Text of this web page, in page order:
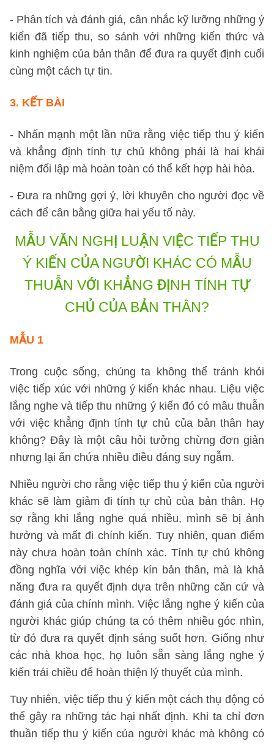
- Phân tích và đánh giá, cân nhắc kỹ lưỡng những ý
kiến đã tiếp thu, so sánh với những kiến thức và
kinh nghiệm của bản thân để đưa ra quyết định cuối
cùng một cách tự tin.
3. KẾT BÀI
- Nhấn mạnh một lần nữa rằng việc tiếp thu ý kiến
và khẳng định tính tự chủ không phải là hai khái
niệm đối lập mà hoàn toàn có thể kết hợp hài hòa.
- Đưa ra những gợi ý, lời khuyên cho người đọc về
cách để cân bằng giữa hai yếu tố này.
MẪU VĂN NGHỊ LUẬN VIỆC TIẾP THU
Ý KIẾN CỦA NGƯỜI KHÁC CÓ MẪU
THUẪN VỚI KHẲNG ĐỊNH TÍNH TỰ
CHỦ CỦA BẢN THÂN?
MẪU 1
Trong cuộc sống, chúng ta không thể tránh khỏi
việc tiếp xúc với những ý kiến khác nhau. Liệu việc
lắng nghe và tiếp thu những ý kiến đó có mâu thuẫn
với việc khẳng định tính tự chủ của bản thân hay
không? Đây là một câu hỏi tưởng chừng đơn giản
nhưng lại ẩn chứa nhiều điều đáng suy ngẫm.
Nhiều người cho rằng việc tiếp thu ý kiến của người
khác sẽ làm giảm đi tính tự chủ của bản thân. Họ
sợ rằng khi lắng nghe quá nhiều, mình sẽ bị ảnh
hưởng và mất đi chính kiến. Tuy nhiên, quan điểm
này chưa hoàn toàn chính xác. Tính tự chủ không
đồng nghĩa với việc khép kín bản thân, mà là khả
năng đưa ra quyết định dựa trên những căn cứ và
đánh giá của chính mình. Việc lắng nghe ý kiến của
người khác giúp chúng ta có thêm nhiều góc nhìn,
từ đó đưa ra quyết định sáng suốt hơn. Giống như
các nhà khoa học, họ luôn sẵn sàng lắng nghe ý
kiến trái chiều để hoàn thiện lý thuyết của mình.
Tuy nhiên, việc tiếp thu ý kiến một cách thụ động có
thể gây ra những tác hại nhất định. Khi ta chỉ đơn
thuần tiếp thu ý kiến của người khác mà không có